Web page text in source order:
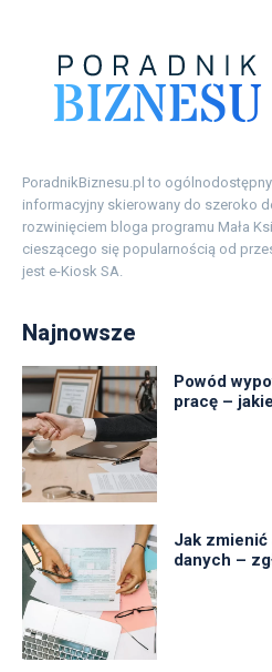
PoradnikBiznesu.pl to
informacyjny skierowany do szeroko
rozwinięciem bloga programu Mała
cieszącego się popularnością od
jest e-Kiosk SA.
Najnowsze
Powód
pracę –
Jak zmienić
danych –